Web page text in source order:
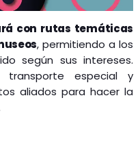
con rutas temáticas
, permitiendo a los
según sus intereses.
transporte especial y
aliados para hacer la